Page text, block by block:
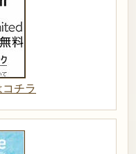
チラ